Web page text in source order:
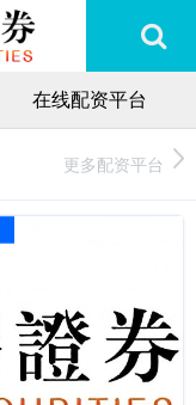
在线配资平台
更多配资平台